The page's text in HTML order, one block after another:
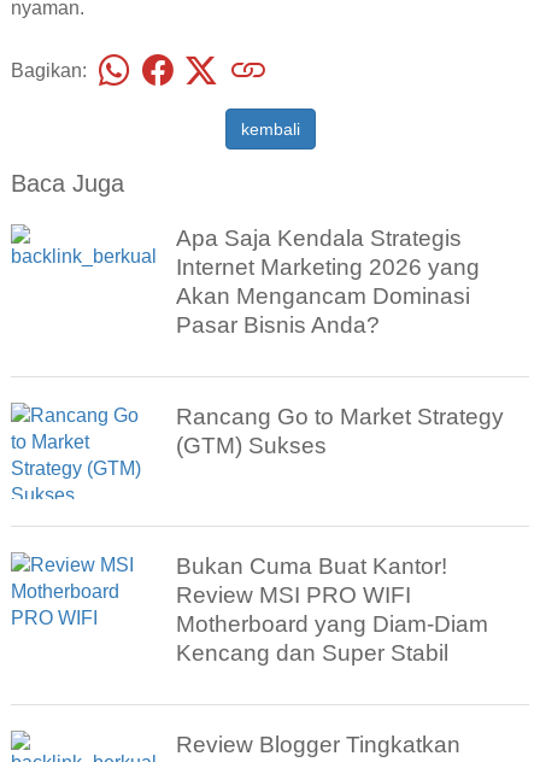
nyaman.
Bagikan:
kembali
Baca Juga
Apa Saja Kendala Strategis
Internet Marketing 2026 yang
Akan Mengancam Dominasi
Pasar Bisnis Anda?
Rancang Go to Market Strategy
(GTM) Sukses
Bukan Cuma Buat Kantor!
Review MSI PRO WIFI
Motherboard yang Diam-Diam
Kencang dan Super Stabil
Review Blogger Tingkatkan